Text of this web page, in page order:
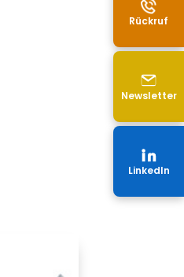
Rückruf
Newsletter
LinkedIn